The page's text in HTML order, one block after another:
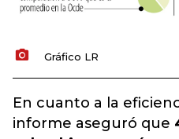
Gráfico LR
En cuanto a la
informe aseguró que